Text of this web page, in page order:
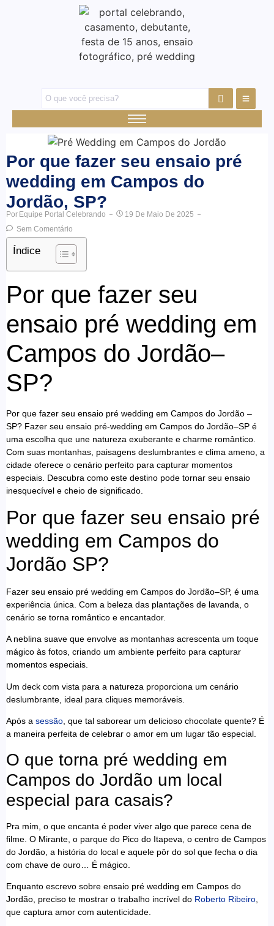
Por que fazer seu ensaio pré
wedding em Campos do
Jordão, SP?
Por Equipe Portal Celebrando
19 De Maio De 2025
Sem Comentário
Índice
Por que fazer seu
ensaio pré wedding em
Campos do Jordão–
SP?
Por que fazer seu ensaio pré wedding em Campos do Jordão –
SP? Fazer seu ensaio pré-wedding em Campos do Jordão–SP é
uma escolha que une natureza exuberante e charme romântico.
Com suas montanhas, paisagens deslumbrantes e clima ameno, a
cidade oferece o cenário perfeito para capturar momentos
especiais. Descubra como este destino pode tornar seu ensaio
inesquecível e cheio de significado.
Por que fazer seu ensaio pré
wedding em Campos do
Jordão SP?
Fazer seu ensaio pré wedding em Campos do Jordão–SP, é uma
experiência única. Com a beleza das plantações de lavanda, o
cenário se torna romântico e encantador.
A neblina suave que envolve as montanhas acrescenta um toque
mágico às fotos, criando um ambiente perfeito para capturar
momentos especiais.
Um deck com vista para a natureza proporciona um cenário
deslumbrante, ideal para cliques memoráveis.
Após a sessão, que tal saborear um delicioso chocolate quente? É
a maneira perfeita de celebrar o amor em um lugar tão especial.
O que torna pré wedding em
Campos do Jordão um local
especial para casais?
Pra mim, o que encanta é poder viver algo que parece cena de
filme. O Mirante, o parque do Pico do Itapeva, o centro de Campos
do Jordão, a história do local e aquele pôr do sol que fecha o dia
com chave de ouro… É mágico.
Enquanto escrevo sobre ensaio pré wedding em Campos do
Jordão, preciso te mostrar o trabalho incrível do Roberto Ribeiro
que captura amor com autenticidade.